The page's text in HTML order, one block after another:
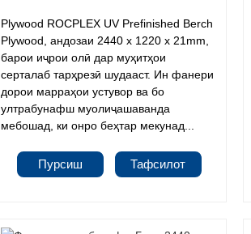
Plywood ROCPLEX UV Prefinished Berch
Plywood, андозаи 2440 x 1220 x 21mm,
барои иҷрои олӣ дар муҳитҳои
серталаб тарҳрезӣ шудааст. Ин фанери
дорои марраҳои устувор ва бо
ултрабунафш муолиҷашаванда
мебошад, ки онро беҳтар мекунад...
Пурсиш Тафсилот